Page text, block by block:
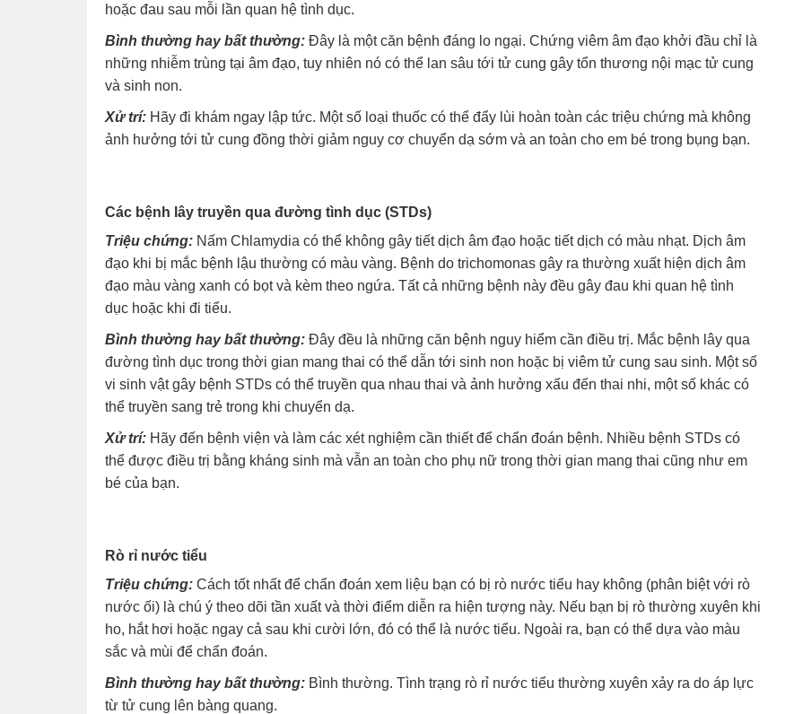
hoặc đau sau mỗi lần quan hệ tình dục.
Bình thường hay bất thường: Đây là một căn bệnh đáng lo ngại. Chứng viêm âm đạo khởi đầu chỉ là
những nhiễm trùng tại âm đạo, tuy nhiên nó có thể lan sâu tới tử cung gây tổn thương nội mạc tử cung
và sinh non.
Xử trí: Hãy đi khám ngay lập tức. Một số loại thuốc có thể đẩy lùi hoàn toàn các triệu chứng mà không
ảnh hưởng tới tử cung đồng thời giảm nguy cơ chuyển dạ sớm và an toàn cho em bé trong bụng bạn.
Các bệnh lây truyền qua đường tình dục (STDs)
Triệu chứng: Nấm Chlamydia có thể không gây tiết dịch âm đạo hoặc tiết dịch có màu nhạt. Dịch âm
đạo khi bị mắc bệnh lậu thường có màu vàng. Bệnh do trichomonas gây ra thường xuất hiện dịch âm
đạo màu vàng xanh có bọt và kèm theo ngứa. Tất cả những bệnh này đều gây đau khi quan hệ tình
dục hoặc khi đi tiểu.
Bình thường hay bất thường: Đây đều là những căn bệnh nguy hiểm cần điều trị. Mắc bệnh lây qua
đường tình dục trong thời gian mang thai có thể dẫn tới sinh non hoặc bị viêm tử cung sau sinh. Một số
vi sinh vật gây bệnh STDs có thể truyền qua nhau thai và ảnh hưởng xấu đến thai nhi, một số khác có
thể truyền sang trẻ trong khi chuyển dạ.
Xử trí: Hãy đến bệnh viện và làm các xét nghiệm cần thiết để chẩn đoán bệnh. Nhiều bệnh STDs có
thể được điều trị bằng kháng sinh mà vẫn an toàn cho phụ nữ trong thời gian mang thai cũng như em
bé của bạn.
Rò rỉ nước tiểu
Triệu chứng: Cách tốt nhất để chẩn đoán xem liệu bạn có bị rò nước tiểu hay không (phân biệt với rò
nước ối) là chú ý theo dõi tần xuất và thời điểm diễn ra hiện tượng này. Nếu bạn bị rò thường xuyên khi
ho, hắt hơi hoặc ngay cả sau khi cười lớn, đó có thể là nước tiểu. Ngoài ra, bạn có thể dựa vào màu
sắc và mùi để chẩn đoán.
Bình thường hay bất thường: Bình thường. Tình trạng rò rỉ nước tiểu thường xuyên xảy ra do áp lực
từ tử cung lên bàng quang.